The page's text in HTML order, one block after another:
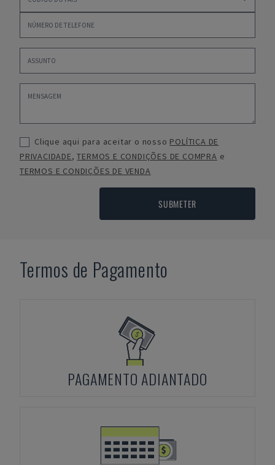
Clique aqui para aceitar o nosso POLÍTICA DE
PRIVACIDADE,TERMOS E CONDIÇÕES DE COMPRA e
TERMOS E CONDIÇÕES DE VENDA
SUBMETER
Termos de Pagamento
PAGAMENTO ADIANTADO